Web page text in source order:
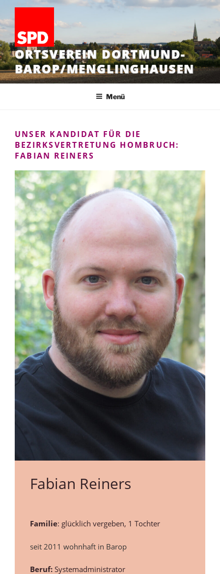
Zum
Inhalt
springen
ORTSVEREIN DORTMUND-
BAROP/MENGLINGHAUSEN
Menü
UNSER KANDIDAT FÜR DIE
BEZIRKSVERTRETUNG HOMBRUCH:
FABIAN REINERS
Fabian Reiners
Familie: glücklich vergeben, 1 Tochter
seit 2011 wohnhaft in Barop
Beruf:Systemadministrator